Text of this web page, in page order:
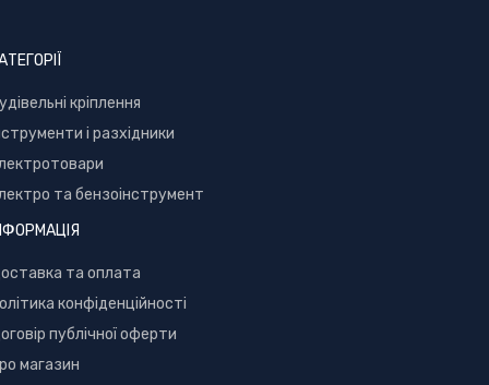
івельні кріплення
і разхідники
та бензоінструмент
та оплата
конфіденційності
публічної оферти
магазин